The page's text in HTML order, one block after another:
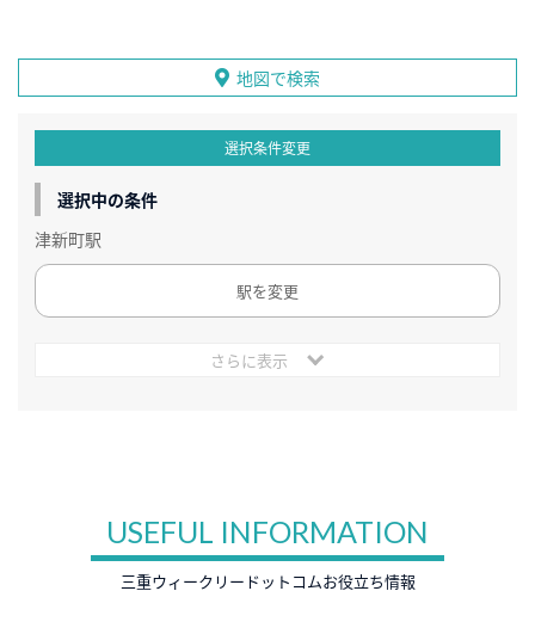
地図で検索
選択条件変更
選択中の条件
津新町駅
駅を変更
さらに表示
USEFUL INFORMATION
三重ウィークリードットコムお役立ち情報